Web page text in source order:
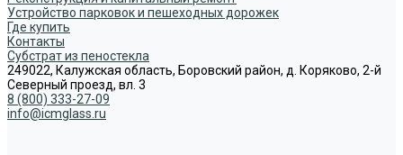
Устройство парковок и пешеходных дорожек
Где купить
Контакты
Субстрат из пеностекла
249022, Калужская область, Боровский район, д. Коряково, 2-й
Северный проезд, вл. 3
8 (800) 333-27-09
info@icmglass.ru